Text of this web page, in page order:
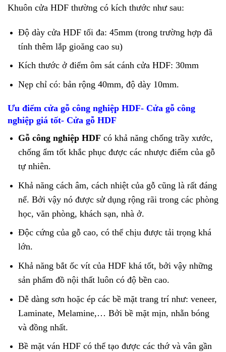
Khuôn cửa HDF thường có kích thước như sau:
Độ dày cửa HDF tối đa: 45mm (trong trường hợp đã
tính thêm lắp gioăng cao su)
Kích thước ở điểm ôm sát cánh cửa HDF: 30mm
Nẹp chỉ có: bản rộng 40mm, độ dày 10mm.
Ưu điểm cửa gỗ công nghiệp HDF- Cửa gỗ công
nghiệp giá tốt- Cửa gỗ HDF
Gỗ công nghiệp HDFcó khả năng chống trầy xước,
chống ẩm tốt khắc phục được các nhược điểm của gỗ
tự nhiên.
Khả năng cách âm, cách nhiệt của gỗ cũng là rất đáng
nể. Bởi vậy nó được sử dụng rộng rãi trong các phòng
học, văn phòng, khách sạn, nhà ở.
Độc cứng của gỗ cao, có thể chịu được tải trọng khá
lớn.
Khả năng bắt ốc vít của HDF khá tốt, bởi vậy những
sản phẩm đồ nội thất luôn có độ bền cao.
Dễ dàng sơn hoặc ép các bề mặt trang trí như: veneer,
Laminate, Melamine,… Bởi bề mặt mịn, nhẵn bóng
và đồng nhất.
Bề mặt ván HDF có thể tạo được các thớ và vân gần